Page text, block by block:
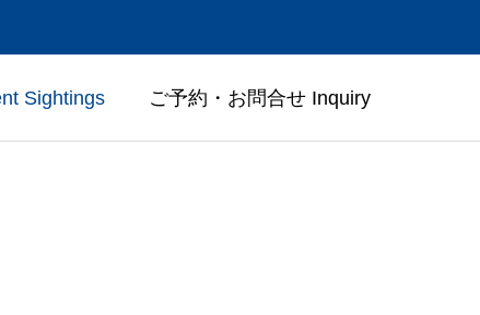
Sightings ご予約・お問合せ Inquiry